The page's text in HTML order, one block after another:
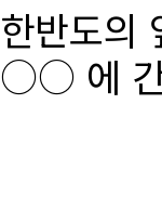
한반도의
○○ 에 간